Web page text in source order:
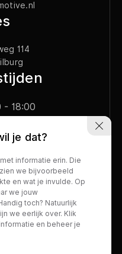
114
- 18:00
je dat?
informatie erin. Die
we bijvoorbeeld
en wat je invulde. Op
we jouw
toch? Natuurlijk
we eerlijk over. Klik
en beheer je